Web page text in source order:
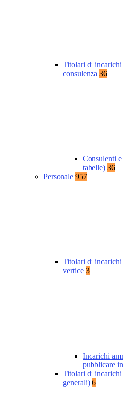
Titolari di
consulenza 36
Consulenti
tabelle) 36
Personale 957
Titolari di
vertice 3
Incarichi
pubblicare
Titolari di
generali) 6